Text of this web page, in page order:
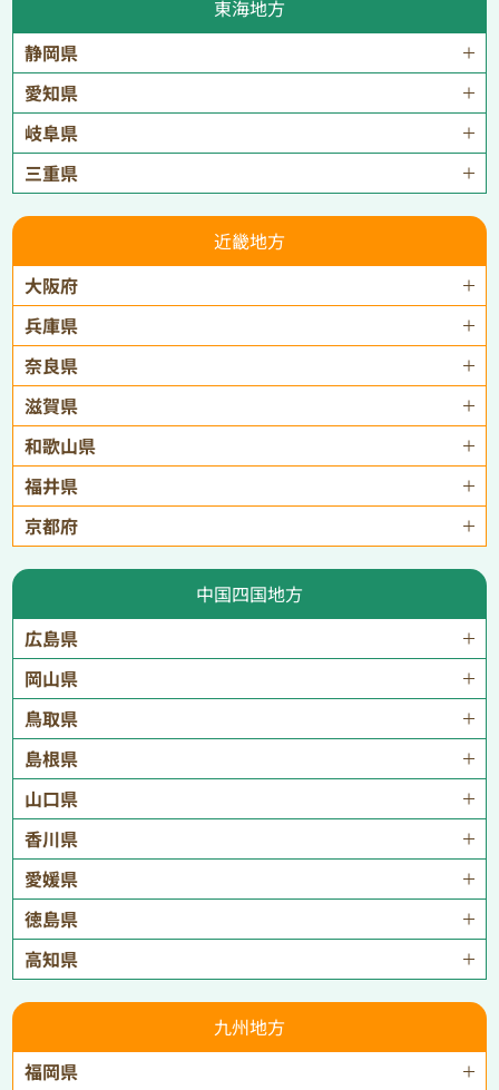
東海地方
静岡県
愛知県
岐阜県
三重県
近畿地方
大阪府
兵庫県
奈良県
滋賀県
和歌山県
福井県
京都府
中国四国地方
広島県
岡山県
鳥取県
島根県
山口県
香川県
愛媛県
徳島県
高知県
九州地方
福岡県